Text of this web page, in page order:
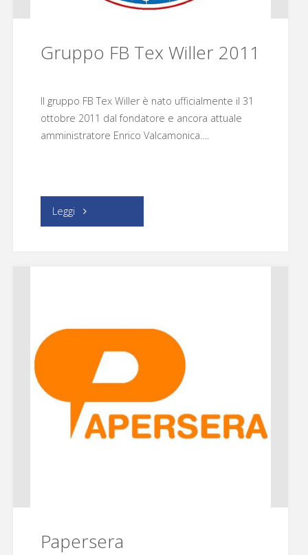
Gruppo FB Tex Willer 2011
Il gruppo FB Tex Willer è nato ufficialmente il 31
ottobre 2011 dal fondatore e ancora attuale
amministratore Enrico Valcamonica….
Leggi "Gruppo
2011"
Papersera